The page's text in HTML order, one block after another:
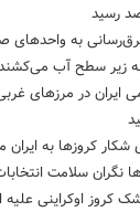
برق‌رسانی به
به زیر سطح آب
ایران در مرزهای
کروزها به ایران
کروز اوکراینی علیه